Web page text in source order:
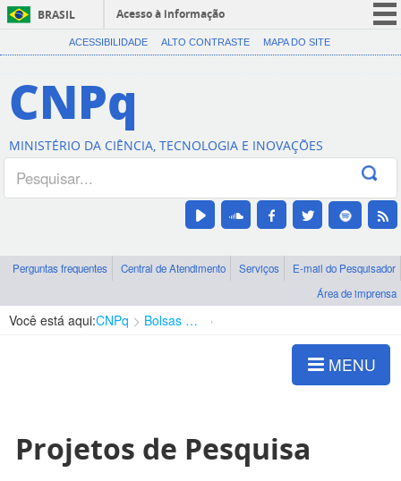
BRASIL
Acesso à informação
CORONAVÍRUS (COVID-19)
Canais
ACESSIBILIDADE ALTO CONTRASTE MAPA DO SITE
CNPq
MINISTÉRIO DA CIÊNCIA, TECNOLOGIA E INOVAÇÕES
Perguntas frequentes Central de Atendimento Serviços
E-mail do Pesquisador
Área de imprensa
Você está aqui:CNPq Bolsas e Auxílios Vigentes
MENU
Projetos de Pesquisa